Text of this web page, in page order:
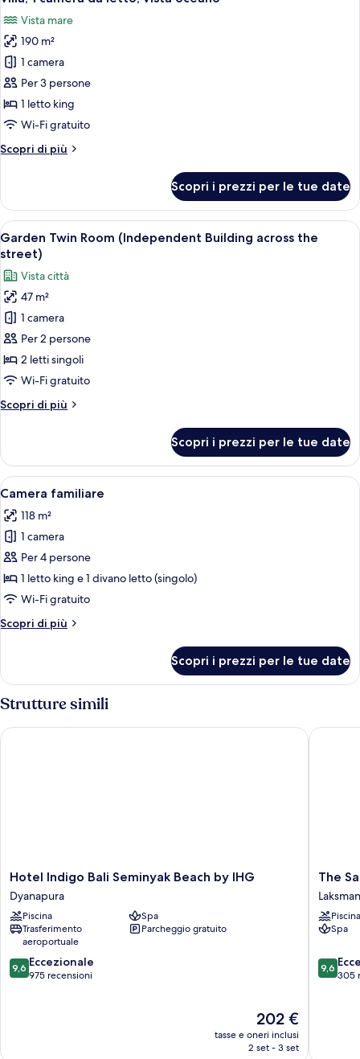
vista
giardino
tutte
le
foto
per
Villa,
1
camera
letto,
Vista mare
190 m²
1 camera
Per 3 persone
1 letto king
Wi-Fi gratuito
Scopri di più
Altri
1
camera
da
letto,
oceano
Scopri i prezzi per le tue date
Apri
tutte
le
foto
per
Garden
Twin
Room
(Independent
across
Camera d'albergo con due letti, una
7
Garden Twin Room (Independent Building across the
street)
Vista città
47 m²
1 camera
Per 2 persone
2 letti singoli
Wi-Fi gratuito
Scopri di più
Altri
Twin
Room
(Independent
across
the
Scopri i prezzi per le tue date
Apri
tutte
le
foto
per
Camera
familiare
Una moderna camera d'albergo con
4
Camera familiare
118 m²
1 camera
Per 4 persone
1 letto king e 1 divano letto (singolo)
Wi-Fi gratuito
Scopri di più
Altri
familiare
Scopri i prezzi per le tue date
Strutture simili
Hotel
Indigo
Bali
Seminyak
Beach
IHG
Dyanapura
Hotel Indigo Bali Seminyak Beach by IHG
Dyanapura
Piscina
Spa
Trasferimento
aeroportuale
Parcheggio gratuito
9.6
su
9,6 Eccezionale
975 recensioni
Il
prezzo
attuale
202 €
tasse e oneri inclusi
2 set - 3 set
Hotel Indigo Bali Seminyak Beach by IHG
The
Samaya
The
Piscina
Spa
9.6
su
9,6
305
The